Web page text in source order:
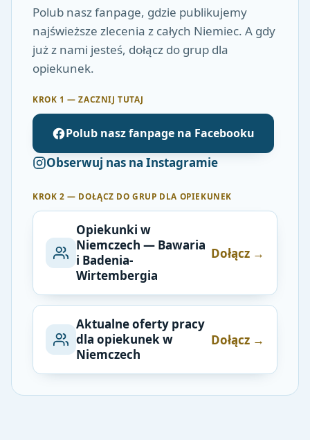
Polub nasz fanpage, gdzie publikujemy
najświeższe zlecenia z całych Niemiec. A gdy
już z nami jesteś, dołącz do grup dla
opiekunek.
KROK 1 — ZACZNIJ TUTAJ
Polub nasz fanpage na Facebooku
Obserwuj nas na Instagramie
KROK 2 — DOŁĄCZ DO GRUP DLA OPIEKUNEK
Opiekunki w
Niemczech — Bawaria
i Badenia-
Wirtembergia
Dołącz →
Aktualne oferty pracy
dla opiekunek w
Niemczech
Dołącz →